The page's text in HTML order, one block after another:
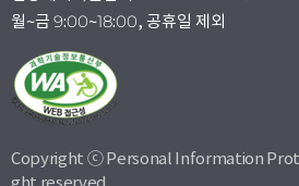
월~금 9:00~18:00, 공휴일 제외
Copyright ⓒ Personal Information
ght reserved.